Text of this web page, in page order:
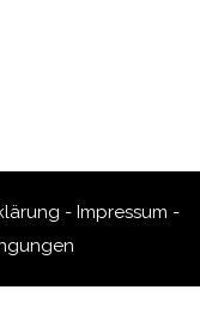
- Impressum -